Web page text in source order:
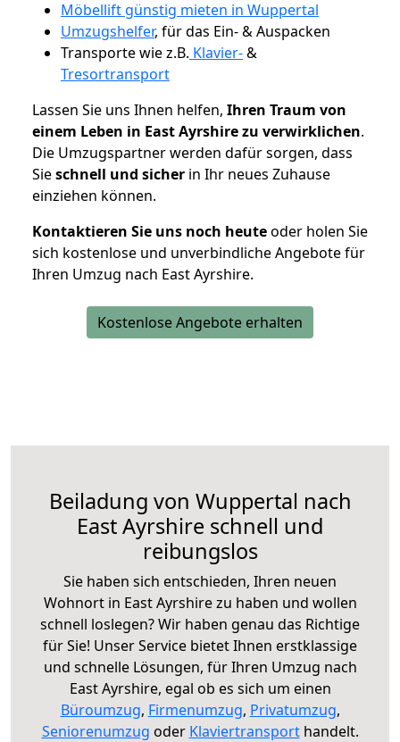
Möbellift günstig mieten in Wuppertal
Umzugshelfer, für das Ein- & Auspacken
Transporte wie z.B. Klavier-&
Tresortransport
Lassen Sie uns Ihnen helfen, Ihren Traum von
einem Leben in East Ayrshire zu verwirklichen.
Die Umzugspartner werden dafür sorgen, dass
Sieschnell und sicher in Ihr neues Zuhause
einziehen können.
Kontaktieren Sie uns noch heuteoder holen Sie
sich kostenlose und unverbindliche Angebote für
Ihren Umzug nach East Ayrshire.
Kostenlose Angebote erhalten
Beiladung von Wuppertal nach
East Ayrshire schnell und
reibungslos
Sie haben sich entschieden, Ihren neuen
Wohnort in East Ayrshire zu haben und wollen
schnell loslegen? Wir haben genau das Richtige
für Sie! Unser Service bietet Ihnen erstklassige
und schnelle Lösungen, für Ihren Umzug nach
East Ayrshire, egal ob es sich um einen
Büroumzug, Firmenumzug, Privatumzug,
Seniorenumzug oder Klaviertransporthandelt.